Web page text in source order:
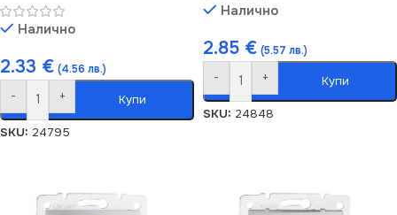
Налично
2.33 € (4.56 лв.)
- + Купи
SKU: 24795
Налично
2.85 € (5.57 лв.)
- + Купи
SKU: 24848